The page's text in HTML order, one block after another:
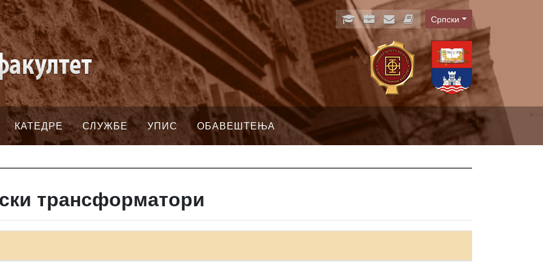
Language
Српски
КАТЕДРЕ СЛУЖБЕ УПИС ОБАВЕШТЕЊА
трансформатори